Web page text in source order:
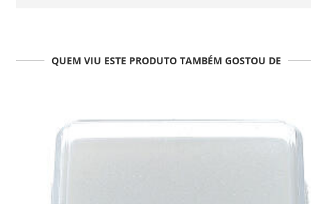
QUEM VIU ESTE PRODUTO TAMBÉM GOSTOU DE